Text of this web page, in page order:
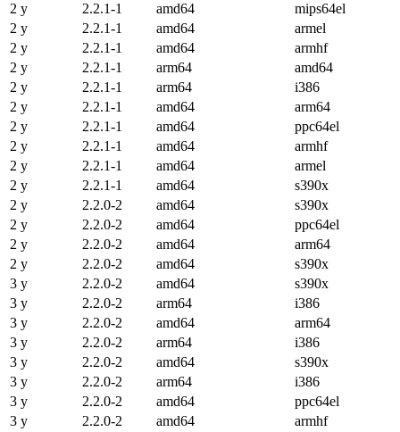
2 y
2.2.1-1 amd64
mips64el
2 y
2.2.1-1 amd64
armel
2 y
2.2.1-1 amd64
armhf
2 y
2.2.1-1 arm64
amd64
2 y
2.2.1-1 arm64
i386
2 y
2.2.1-1 amd64
arm64
2 y
2.2.1-1 amd64
ppc64el
2 y
2.2.1-1 amd64
armhf
2 y
2.2.1-1 amd64
armel
2 y
2.2.1-1 amd64
s390x
2 y
2.2.0-2 amd64
s390x
2 y
2.2.0-2 amd64
ppc64el
2 y
2.2.0-2 amd64
arm64
2 y
2.2.0-2 amd64
s390x
3 y
2.2.0-2 amd64
s390x
3 y
2.2.0-2 arm64
i386
3 y
2.2.0-2 amd64
arm64
3 y
2.2.0-2 arm64
i386
3 y
2.2.0-2 amd64
s390x
3 y
2.2.0-2 arm64
i386
3 y
2.2.0-2 amd64
ppc64el
3 y
2.2.0-2 amd64
armhf